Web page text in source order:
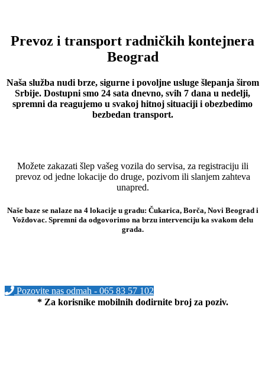
Prevoz i transport radničkih kontejnera
Beograd
Naša služba nudi brze, sigurne i povoljne usluge šlepanja širom
Srbije. Dostupni smo 24 sata dnevno, svih 7 dana u nedelji,
spremni da reagujemo u svakoj hitnoj situaciji i obezbedimo
bezbedan transport.
Možete zakazati šlep vašeg vozila do servisa, za registraciju ili
prevoz od jedne lokacije do druge, pozivom ili slanjem zahteva
unapred.
Naše baze se nalaze na 4 lokacije u gradu: Čukarica, Borča, Novi Beograd i
Voždovac. Spremni da odgovorimo na brzu intervenciju ka svakom delu
grada.
Pozovite nas odmah - 065 83 57 102
* Za korisnike mobilnih dodirnite broj za poziv.